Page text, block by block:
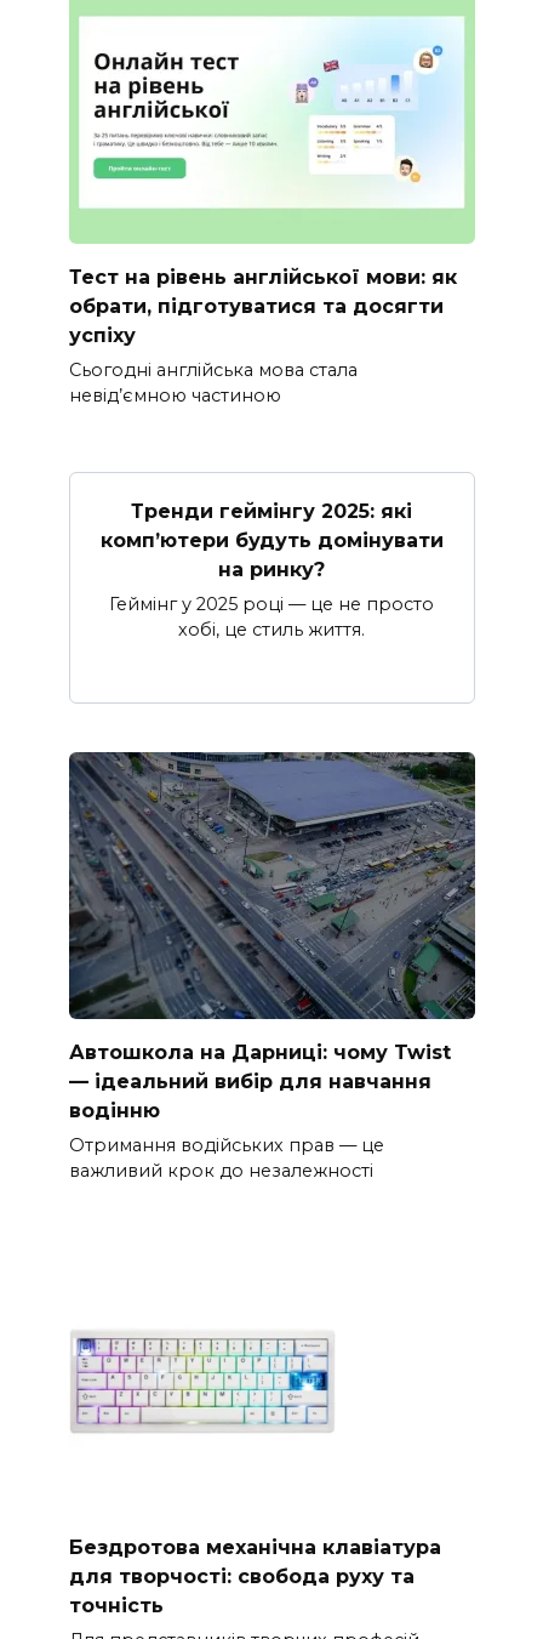
Тест на рівень англійської мови: як
обрати, підготуватися та досягти
успіху
Сьогодні англійська мова стала
невід’ємною частиною
Тренди геймінгу 2025: які
комп’ютери будуть домінувати
на ринку?
Геймінг у 2025 році — це не просто
хобі, це стиль життя.
Автошкола на Дарниці: чому Twist
— ідеальний вибір для навчання
водінню
Отримання водійських прав — це
важливий крок до незалежності
Бездротова механічна клавіатура
для творчості: свобода руху та
точність